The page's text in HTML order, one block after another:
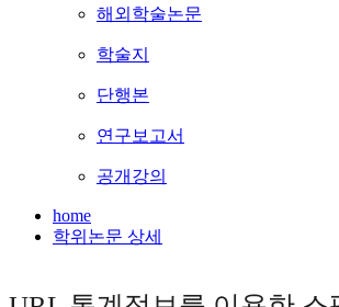
해외학술논문
학술지
단행본
연구보고서
공개강의
home
학위논문 상세